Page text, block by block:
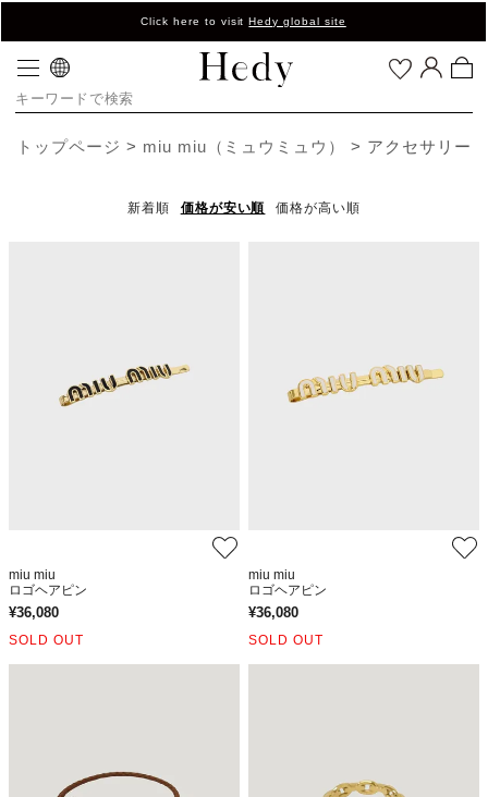
Click here to visitHedy global site
トップページ miu miu（ミュウミュウ） アクセサリー
新着順 価格が安い順 価格が高い順
miu miu
ロゴヘアピン
¥36,080
SOLD OUT
miu miu
ロゴヘアピン
¥36,080
SOLD OUT